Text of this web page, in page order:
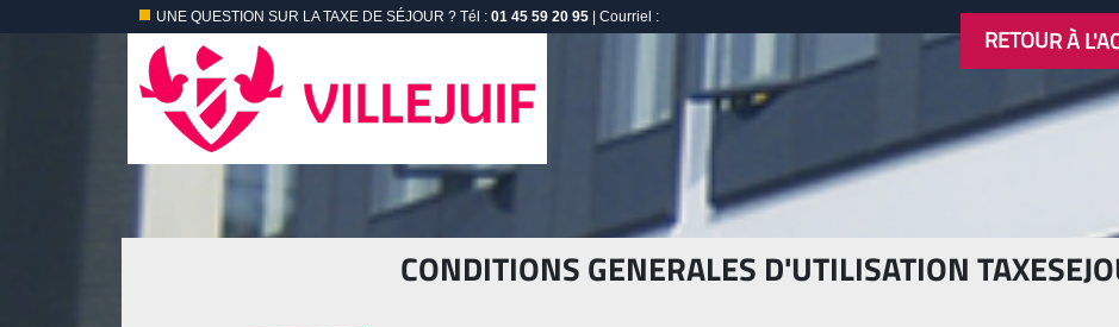
UNE QUESTION SUR LA TAXE DE SÉJOUR ? Tél : 01 45 59 20 95 | Courriel :
RETOUR À
CONDITIONS GENERALES D'UTILISATION